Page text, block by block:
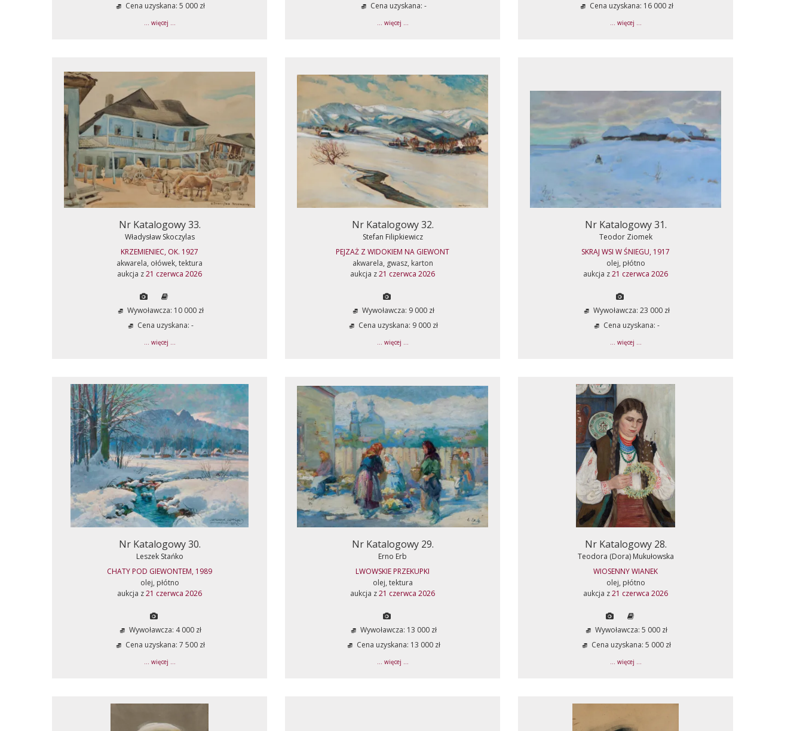
Cena uzyskana: 5 000 zł
... więcej ...
Cena uzyskana: -
... więcej ...
Cena uzyskana: 16 000 zł
... więcej ...
Nr Katalogowy 33.
Władysław Skoczylas
KRZEMIENIEC, OK. 1927
akwarela, ołówek, tektura
aukcja z21 czerwca 2026
Wywoławcza: 10 000 zł
Cena uzyskana: -
... więcej ...
Nr Katalogowy 32.
Stefan Filipkiewicz
PEJZAŻ Z WIDOKIEM NA GIEWONT
akwarela, gwasz, karton
aukcja z21 czerwca 2026
Wywoławcza: 9 000 zł
Cena uzyskana: 9 000 zł
... więcej ...
Nr Katalogowy 31.
Teodor Ziomek
SKRAJ WSI W ŚNIEGU, 1917
olej, płótno
aukcja z21 czerwca 2026
Wywoławcza: 23 000 zł
Cena uzyskana: -
... więcej ...
Nr Katalogowy 30.
Leszek Stańko
CHATY POD GIEWONTEM, 1989
olej, płótno
aukcja z21 czerwca 2026
Wywoławcza: 4 000 zł
Cena uzyskana: 7 500 zł
... więcej ...
Nr Katalogowy 29.
Erno Erb
LWOWSKIE PRZEKUPKI
olej, tektura
aukcja z21 czerwca 2026
Wywoławcza: 13 000 zł
Cena uzyskana: 13 000 zł
... więcej ...
Nr Katalogowy 28.
Teodora (Dora) Mukułowska
WIOSENNY WIANEK
olej, płótno
aukcja z21 czerwca 2026
Wywoławcza: 5 000 zł
Cena uzyskana: 5 000 zł
... więcej ...